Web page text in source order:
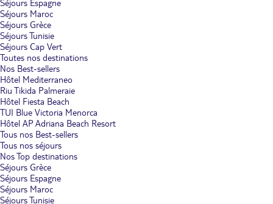
Séjours Espagne
Séjours Maroc
Séjours Grèce
Séjours Tunisie
Séjours Cap Vert
Toutes nos destinations
Nos Best-sellers
Hôtel Mediterraneo
Riu Tikida Palmeraie
Hôtel Fiesta Beach
TUI Blue Victoria Menorca
Hôtel AP Adriana Beach Resort
Tous nos Best-sellers
Tous nos séjours
Nos Top destinations
Séjours Grèce
Séjours Espagne
Séjours Maroc
Séjours Tunisie